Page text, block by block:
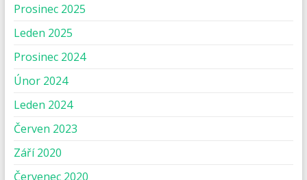
Prosinec 2025
Leden 2025
Prosinec 2024
Únor 2024
Leden 2024
Červen 2023
Září 2020
Červenec 2020